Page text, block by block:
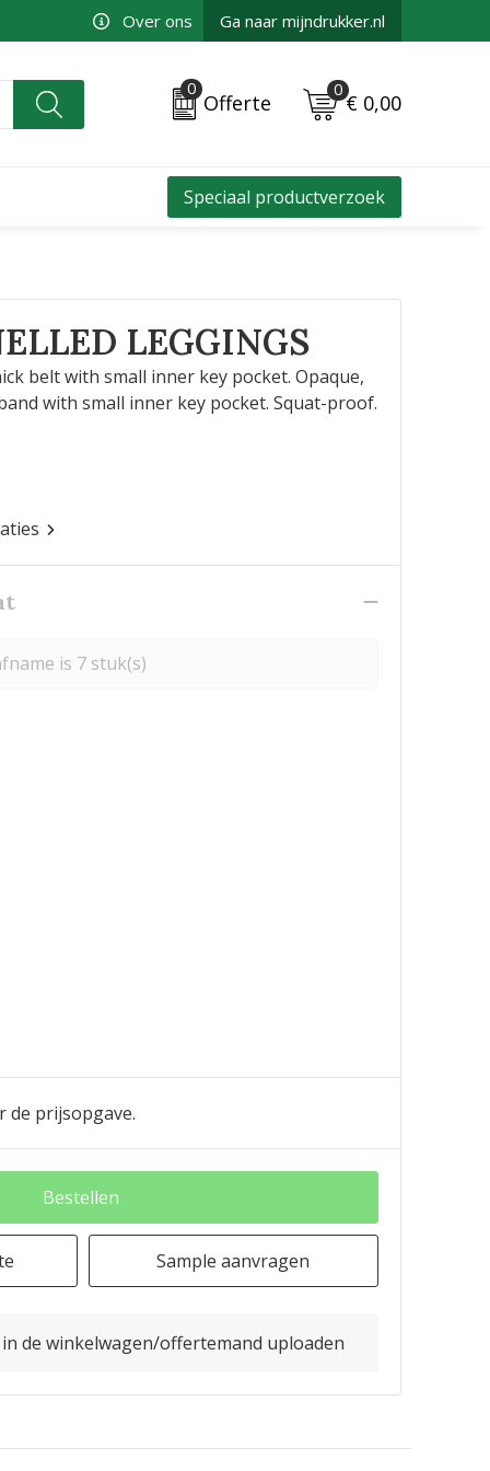
Over ons Ga naar mijndrukker.nl
0
Offerte
0
€ 0,00
Speciaal productverzoek
LEGGINGS
belt with small inner key pocket. Opaque,
with small inner key pocket. Squat-proof.
is 7 stuk(s)
de prijsopgave.
Bestellen
Sample aanvragen
de winkelwagen/offertemand uploaden